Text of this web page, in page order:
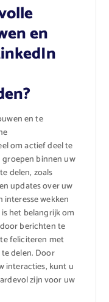
en
en te
om actief deel te
groepen binnen uw
delen, zoals
updates over uw
wekken
het belangrijk om
berichten te
feliciteren met
delen. Door
interacties, kunt u
zijn voor uw